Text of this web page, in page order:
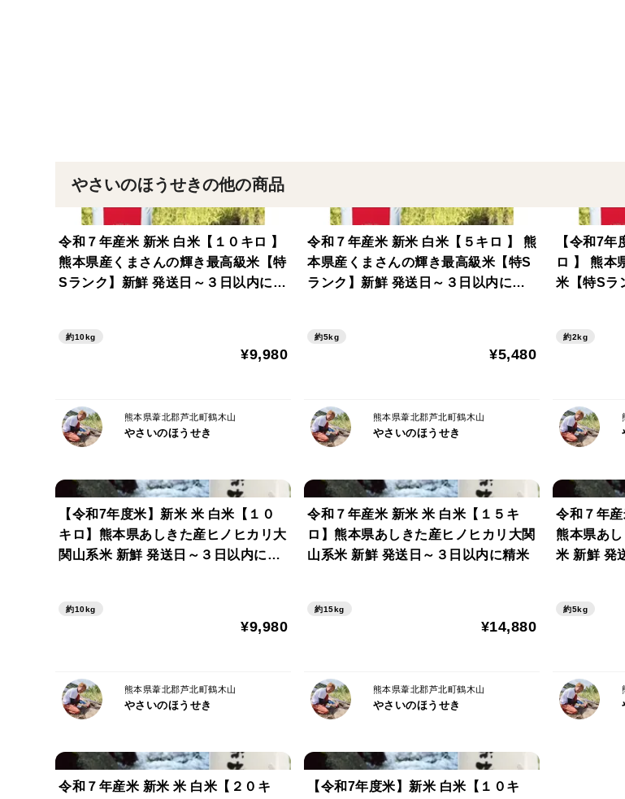
よろしくお願い致します。
やさいのほうせきの他の商品
令和７年産米 新米 白米【１０キロ 】
熊本県産くまさんの輝き最高級米【特
Sランク】新鮮 発送日～３日以内に精
約10kg
¥9,980
熊本県葦北郡芦北町鶴木山
やさいのほうせき
令和７年産米 新米 白米【５キロ 】 熊
本県産くまさんの輝き最高級米【特S
ランク】新鮮 発送日～３日以内に精
約5kg
¥5,480
熊本県葦北郡芦北町鶴木山
やさいのほうせき
【令和7
ロ 】 熊本県産くまさんの輝き最高級
米【特Sラ
約2kg
【令和7年度米】新米 米 白米【１０
キロ】熊本県あしきた産ヒノヒカリ大
関山系米 新鮮 発送日～３日以内に精
約10kg
¥9,980
熊本県葦北郡芦北町鶴木山
やさいのほうせき
令和７年産米 新米 米 白米【１５キ
ロ】熊本県あしきた産ヒノヒカリ大関
山系米 新鮮 発送日～３日以内に精米
約15kg
¥14,880
熊本県葦北郡芦北町鶴木山
やさいのほうせき
令和７年産
熊本県あ
米 新鮮 発
約5kg
令和７年産米 新米 米 白米【２０キ 【令和7年度米】新米 白米【１０キ